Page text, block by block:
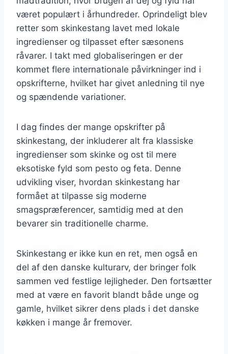
været populært i århundreder. Oprindeligt blev
retter som skinkestang lavet med lokale
ingredienser og tilpasset efter sæsonens
råvarer. I takt med globaliseringen er der
kommet flere internationale påvirkninger ind i
opskrifterne, hvilket har givet anledning til nye
og spændende variationer.
I dag findes der mange opskrifter på
skinkestang, der inkluderer alt fra klassiske
ingredienser som skinke og ost til mere
eksotiske fyld som pesto og feta. Denne
udvikling viser, hvordan skinkestang har
formået at tilpasse sig moderne
smagspræferencer, samtidig med at den
bevarer sin traditionelle charme.
Skinkestang er ikke kun en ret, men også en
del af den danske kulturarv, der bringer folk
sammen ved festlige lejligheder. Den fortsætter
med at være en favorit blandt både unge og
gamle, hvilket sikrer dens plads i det danske
køkken i mange år fremover.